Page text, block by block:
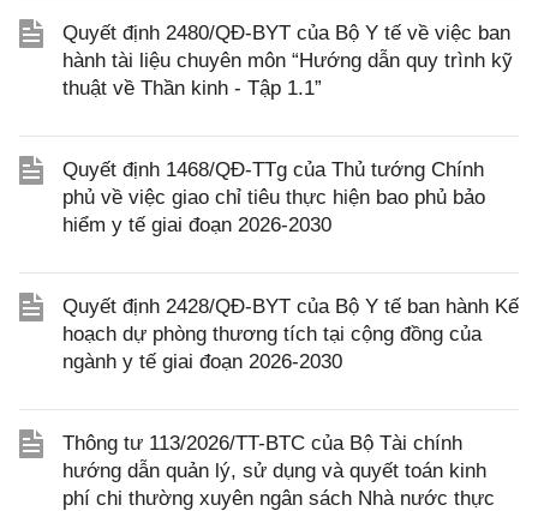
Quyết định 2480/QĐ-BYT của Bộ Y tế về việc ban
hành tài liệu chuyên môn “Hướng dẫn quy trình kỹ
thuật về Thần kinh - Tập 1.1”
Quyết định 1468/QĐ-TTg của Thủ tướng Chính
phủ về việc giao chỉ tiêu thực hiện bao phủ bảo
hiểm y tế giai đoạn 2026-2030
Quyết định 2428/QĐ-BYT của Bộ Y tế ban hành Kế
hoạch dự phòng thương tích tại cộng đồng của
ngành y tế giai đoạn 2026-2030
Thông tư 113/2026/TT-BTC của Bộ Tài chính
hướng dẫn quản lý, sử dụng và quyết toán kinh
phí chi thường xuyên ngân sách Nhà nước thực